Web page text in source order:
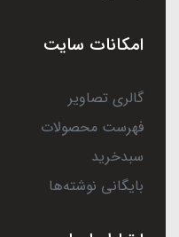
امکانات سایت
گالری تصاویر
فهرست محصولات
سبدخرید
بایگانی نوشته‌ها